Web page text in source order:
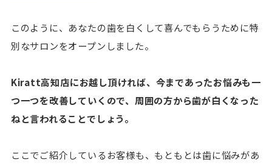
このように、あなたの歯を白くして喜んでもらうために特
別なサロンをオープンしました。
Kiratt高知店にお越し頂ければ、今まであったお悩みも一
つ一つを改善していくので、周囲の方から歯が白くなった
ねと言われることでしょう。
ここでご紹介しているお客様も、もともとは歯に悩みがあ